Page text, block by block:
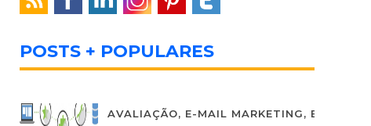
POSTS + POPULARES
AVALIAÇÃO, E-MAIL MARKETING,